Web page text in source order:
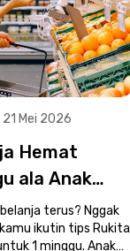
21 Mei 2026
Hemat
ala Anak
terus? Nggak
ikutin tips Rukita
1 minggu. Anak